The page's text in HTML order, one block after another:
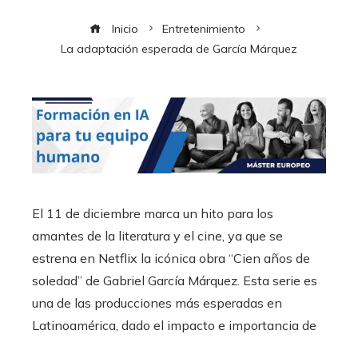
Inicio
Entretenimiento
La adaptación esperada de García Márquez
El 11 de diciembre marca un hito para los
amantes de la literatura y el cine, ya que se
estrena en Netflix la icónica obra “Cien años de
soledad” de Gabriel García Márquez. Esta serie es
una de las producciones más esperadas en
Latinoamérica, dado el impacto e importancia de